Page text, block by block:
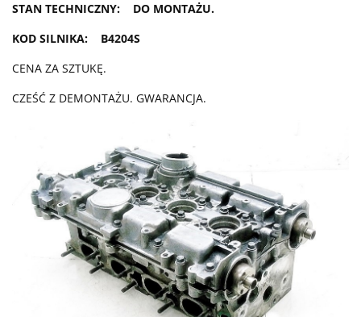
STAN TECHNICZNY: DO MONTAŻU.
KOD SILNIKA: B4204S
CENA ZA SZTUKĘ.
CZEŚĆ Z DEMONTAŻU. GWARANCJA.